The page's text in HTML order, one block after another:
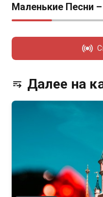
Маленькие Песни
Далее на